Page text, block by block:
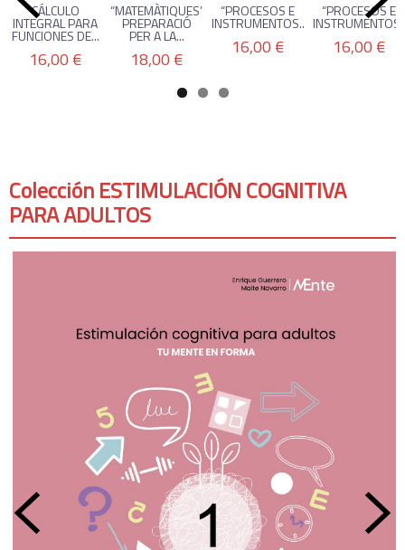
Colección ESTIMULACIÓN COGNITIVA
PARA ADULTOS
CÁLCULO
INTEGRAL PARA
FUNCIONES DE...
16,00 €
“MATEMÀTIQUES”
PREPARACIÓ
PER A LA...
18,00 €
“PROCESOS E
INSTRUMENTOS...
16,00 €
“PROCESOS E
16,00 €